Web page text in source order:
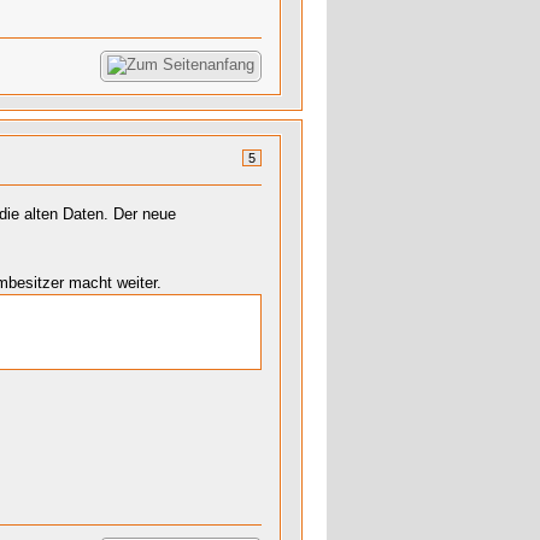
5
alten Daten. Der neue
macht weiter.